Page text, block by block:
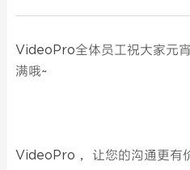
VideoPro全体员工祝大家元
满哦~ ​​​​
VideoPro， 让您的沟通更有